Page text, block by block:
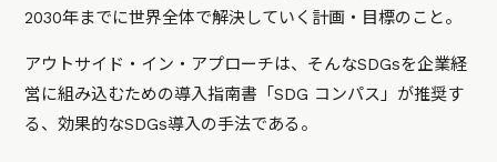
2030年までに世界全体で解決していく計画・目標のこと。
アウトサイド・イン・アプローチは、そんなSDGsを企業経
営に組み込むための導入指南書「SDG コンパス」が推奨す
る、効果的なSDGs導入の手法である。